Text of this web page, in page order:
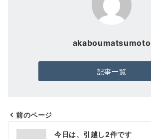
akaboumatsumoto
記事一覧
投
前のページ
今日は、引越し2件です